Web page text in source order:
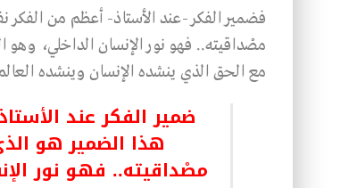
فضمير الفكر -عند الأستاذ- أعظم من
مصْداقيته.. فهو نور الإنسان الداخلي،
مع الحق الذي ينشده الإنسان وينشده
ضمير الفكر عند
هذا الضمير هو
مصْداقيته.. فهو نور